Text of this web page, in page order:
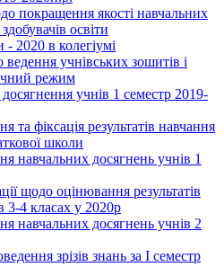
покращення якості навчальних
освіти
2020 в колегіумі
учнівських зошитів і
режим
учнів 1 семестр 2019-
та фіксація результатів навчання
школи
навчальних досягнень учнів 1
щодо оцінювання результатів
3-4 класах у 2020р
навчальних досягнень учнів 2
зрізів знань за І семестр